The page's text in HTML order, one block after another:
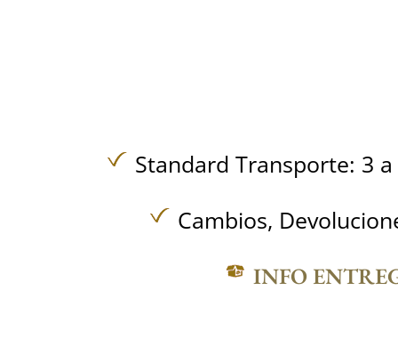
Standard Transporte: 3
Cambios,
INFO